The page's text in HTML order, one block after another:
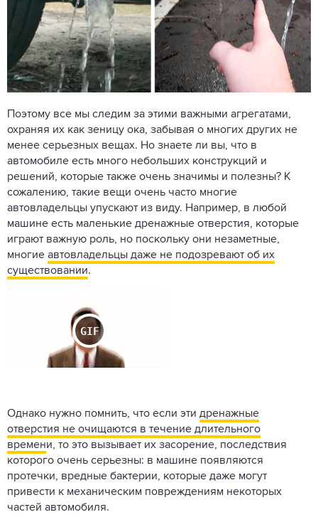
Поэтому все мы следим за этими важными агрегатами,
охраняя их как зеницу ока, забывая о многих других не
менее серьезных вещах. Но знаете ли вы, что в
автомобиле есть много небольших конструкций и
решений, которые также очень значимы и полезны? К
сожалению, такие вещи очень часто многие
автовладельцы упускают из виду. Например, в любой
машине есть маленькие дренажные отверстия, которые
играют важную роль, но поскольку они незаметные,
многие автовладельцы даже не подозревают об их
существовании.
Однако нужно помнить, что если эти дренажные
отверстия не очищаются в течение длительного
времени, то это вызывает их засорение, последствия
которого очень серьезны: в машине появляются
протечки, вредные бактерии, которые даже могут
привести к механическим повреждениям некоторых
частей автомобиля.